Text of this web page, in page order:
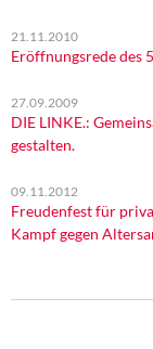
21.11.2010
Eröffnungsrede des
27.09.2009
DIE LINKE.:
gestalten.
09.11.2012
Freudenfest für
Kampf gegen